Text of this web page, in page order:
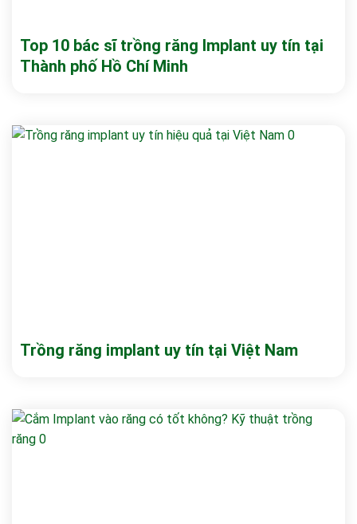
Top 10 bác sĩ trồng răng Implant uy tín tại
Thành phố Hồ Chí Minh
Trồng răng implant uy tín tại Việt Nam